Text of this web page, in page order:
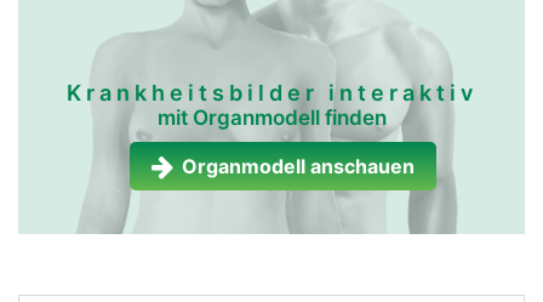
Krankheitsbilder interaktiv
mit Organmodell finden
Organmodell anschauen